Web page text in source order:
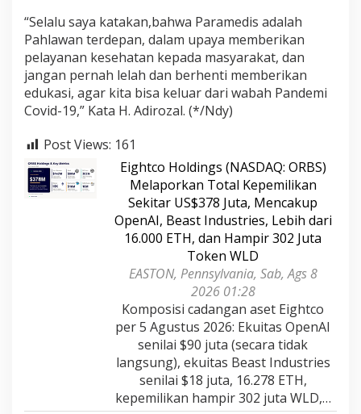
“Selalu saya katakan,bahwa Paramedis adalah
Pahlawan terdepan, dalam upaya memberikan
pelayanan kesehatan kepada masyarakat, dan
jangan pernah lelah dan berhenti memberikan
edukasi, agar kita bisa keluar dari wabah Pandemi
Covid-19,” Kata H. Adirozal. (*/Ndy)
Post Views: 161
Eightco Holdings (NASDAQ: ORBS)
Melaporkan Total Kepemilikan
Sekitar US$378 Juta, Mencakup
OpenAI, Beast Industries, Lebih dari
16.000 ETH, dan Hampir 302 Juta
Token WLD
EASTON, Pennsylvania, Sab, Ags 8
2026 01:28
Komposisi cadangan aset Eightco
per 5 Agustus 2026: Ekuitas OpenAI
senilai $90 juta (secara tidak
langsung), ekuitas Beast Industries
senilai $18 juta, 16.278 ETH,
kepemilikan hampir 302 juta WLD,…